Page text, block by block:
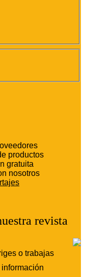
productos
gratuita
nosotros
revista
o trabajas